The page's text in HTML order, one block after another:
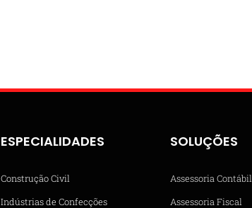
ESPECIALIDADES
Construção Civil
Indústrias de Confecções
SOLUÇÕES
Assessoria Contábil
Assessoria Fiscal